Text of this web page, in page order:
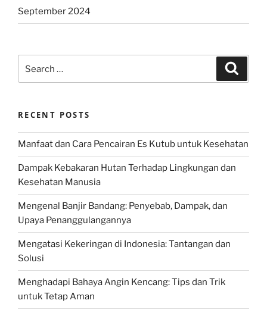
September 2024
for:
RECENT POSTS
Manfaat dan Cara Pencairan Es Kutub untuk Kesehatan
Dampak Kebakaran Hutan Terhadap Lingkungan dan
Kesehatan Manusia
Mengenal Banjir Bandang: Penyebab, Dampak, dan
Upaya Penanggulangannya
Mengatasi Kekeringan di Indonesia: Tantangan dan
Solusi
Menghadapi Bahaya Angin Kencang: Tips dan Trik
untuk Tetap Aman